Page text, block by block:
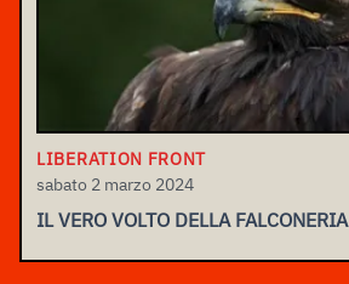
LIBERATION FRONT
sabato 2 marzo 2024
IL VERO VOLTO DELLA FALCONERIA